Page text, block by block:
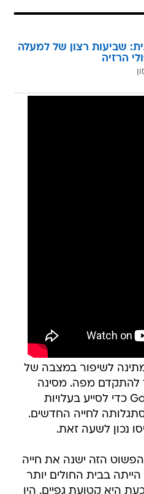
שביעות רצון של למעלה
לשיפור במצבה של
להתקדם מפה. מסינה
השיקה קמפיין GoFundMe כדי לסייע בעלויות
לחייה החדשים.
הזה ישנה את חייה
בבית החולים יותר
היא קטועת גפיים. היו